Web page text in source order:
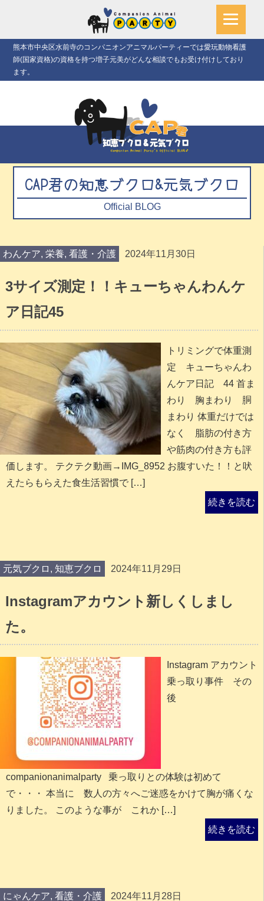
熊本市中央区水前寺のコンパニオンアニマルパーティーでは愛玩動物看護
師(国家資格)の資格を持つ増子元美がどんな相談でもお受け付けしており
ます。
CAP君の知恵ブクロ&元気ブクロ
Official BLOG
わんケア, 栄養, 看護・介護 2024年11月30日
3サイズ測定！！キューちゃんわんケ
ア日記45
トリミングで体重測
定 キューちゃんわ
んケア日記 44 首ま
わり 胸まわり 胴
まわり 体重だけでは
なく 脂肪の付き方
や筋肉の付き方も評
価します。 テクテク動画→IMG_8952 お腹すいた！！と吠
えたらもらえた食生活習慣で […]
続きを読む
元気ブクロ , 知恵ブクロ 2024年11月29日
Instagramアカウント新しくしまし
た。
Instagram アカウント
乗っ取り事件 その
後
companionanimalparty 乗っ取りとの体験は初めて
で・・・ 本当に 数人の方々へご迷惑をかけて胸が痛くな
りました。 このような事が これか […]
続きを読む
にゃんケア, 看護・介護 2024年11月28日